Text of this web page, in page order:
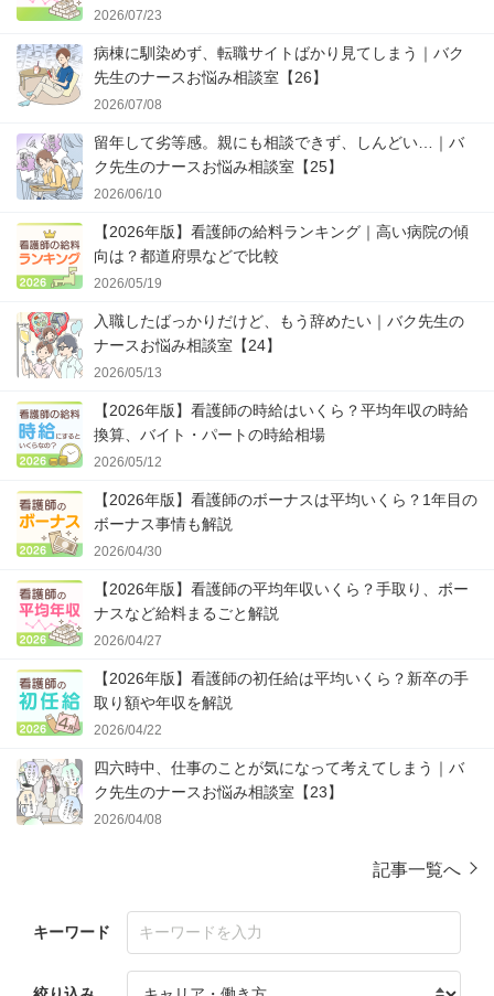
2026/07/23
病棟に馴染めず、転職サイトばかり見てしまう｜バク
先生のナースお悩み相談室【26】
2026/07/08
留年して劣等感。親にも相談できず、しんどい…｜バ
ク先生のナースお悩み相談室【25】
2026/06/10
【2026年版】看護師の給料ランキング｜高い病院の傾
向は？都道府県などで比較
2026/05/19
入職したばっかりだけど、もう辞めたい｜バク先生の
ナースお悩み相談室【24】
2026/05/13
【2026年版】看護師の時給はいくら？平均年収の時給
換算、バイト・パートの時給相場
2026/05/12
【2026年版】看護師のボーナスは平均いくら？1年目の
ボーナス事情も解説
2026/04/30
【2026年版】看護師の平均年収いくら？手取り、ボー
ナスなど給料まるごと解説
2026/04/27
【2026年版】看護師の初任給は平均いくら？新卒の手
取り額や年収を解説
2026/04/22
四六時中、仕事のことが気になって考えてしまう｜バ
ク先生のナースお悩み相談室【23】
2026/04/08
記事一覧へ
キーワード